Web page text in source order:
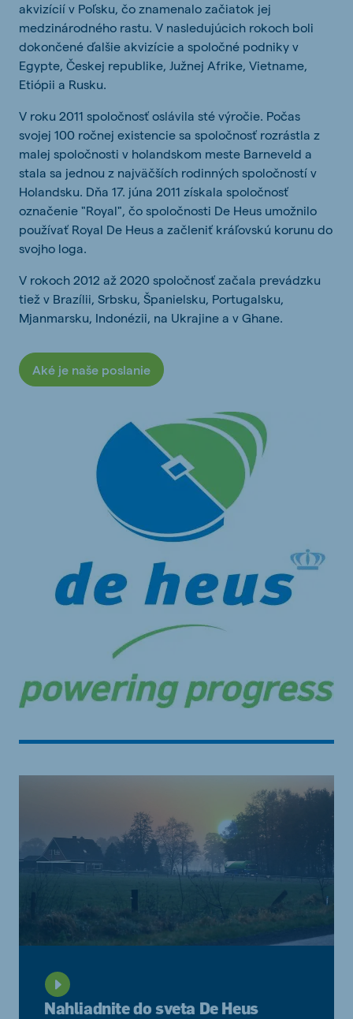
akvizícií v Poľsku, čo znamenalo začiatok jej
medzinárodného rastu. V nasledujúcich rokoch boli
dokončené ďalšie akvizície a spoločné podniky v
Egypte, Českej republike, Južnej Afrike, Vietname,
Etiópii a Rusku.
V roku 2011 spoločnosť oslávila sté výročie. Počas
svojej 100 ročnej existencie sa spoločnosť rozrástla z
malej spoločnosti v holandskom meste Barneveld a
stala sa jednou z najväčších rodinných spoločností v
Holandsku. Dňa 17. júna 2011 získala spoločnosť
označenie "Royal", čo spoločnosti De Heus umožnilo
používať Royal De Heus a začleniť kráľovskú korunu do
svojho loga.
V rokoch 2012 až 2020 spoločnosť začala prevádzku
tiež v Brazílii, Srbsku, Španielsku, Portugalsku,
Mjanmarsku, Indonézii, na Ukrajine a v Ghane.
Aké je naše poslanie
Nahliadnite do sveta De Heus